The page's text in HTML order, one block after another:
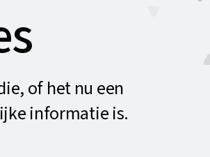
of het nu een
informatie is.